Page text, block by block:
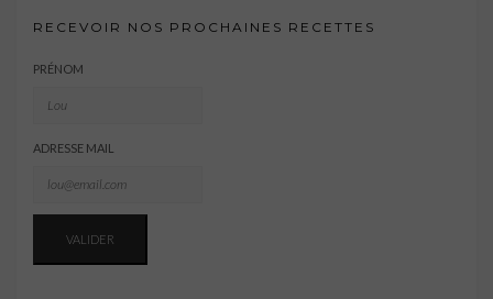
RECEVOIR NOS PROCHAINES RECETTES
PRÉNOM
ADRESSE MAIL